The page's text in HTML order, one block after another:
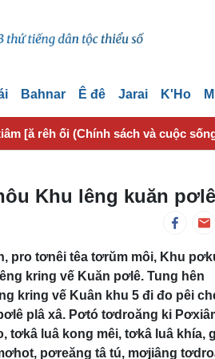
Bahnar Ê đê Jarai K'Ho
[ă rêh ối (Chính sách và cuộc
Khu lêng kuăn pơlê
pro tơnêi têa tơrŭm môi, Khu
kring vế Kuăn pơlê. Tung hên
kring vế Kuân khu 5 đi đo pêi
plâ xâ. Pơtó tơdroăng ki
tơkâ luâ kong mêi, tơkâ luâ khía,
pơreăng tâ tú, mơjiâng